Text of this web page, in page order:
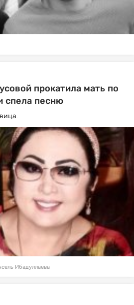
прокатила мать по
спела песню
Ибадуллаева